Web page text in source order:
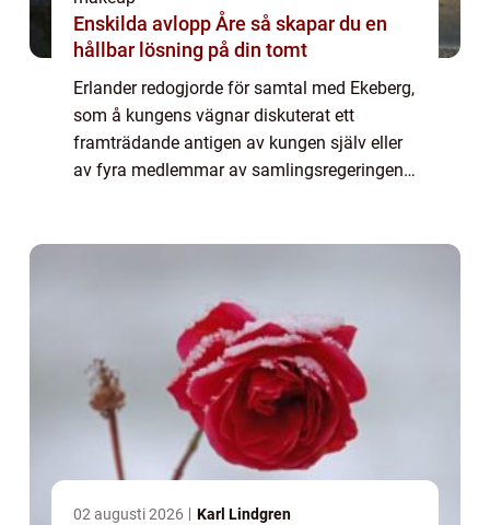
Enskilda avlopp Åre så skapar du en
hållbar lösning på din tomt
Erlander redogjorde för samtal med Ekeberg,
som å kungens vägnar diskuterat ett
framträdande antigen av kungen själv eller
av fyra medlemmar av samlingsregeringen.
02 augusti 2026 Karl Lindgren